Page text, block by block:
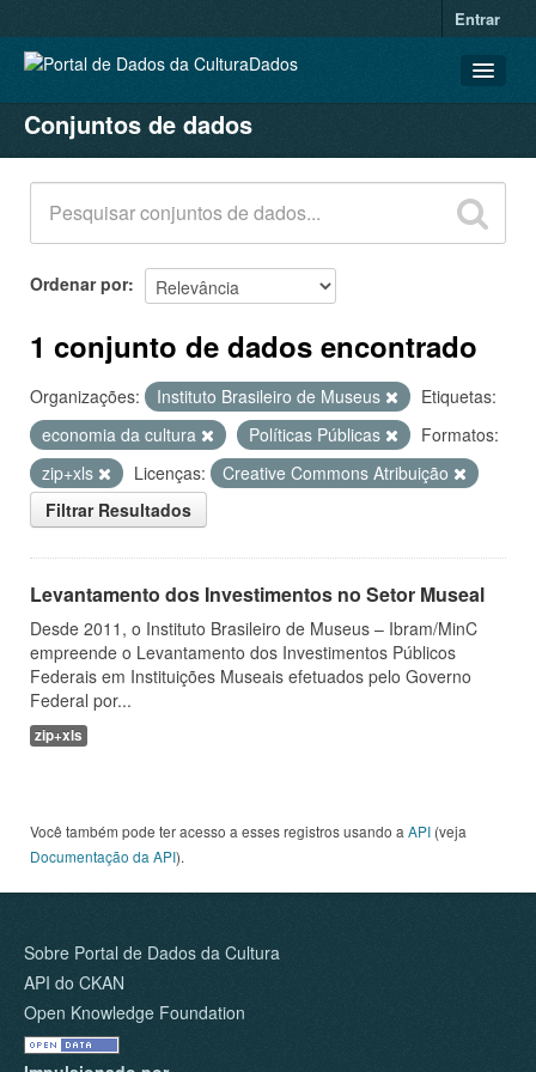
Entrar
CONJUNTOS DE DADOS
ORGANIZAÇÕES
GRUPOS
SOBRE
Conjuntos de dados
Ordenar por
1 conjunto de dados encontrado
Organizações: Instituto Brasileiro de Museus
Etiquetas:
economia da cultura
Políticas Públicas
Formatos:
zip+xls
Licenças:
Creative Commons Atribuição
Filtrar Resultados
Levantamento dos Investimentos no Setor Museal
Desde 2011, o Instituto Brasileiro de Museus – Ibram/MinC
empreende o Levantamento dos Investimentos Públicos
Federais em Instituições Museais efetuados pelo Governo
Federal por...
zip+xls
Você também pode ter acesso a esses registros usando a API (veja
Documentação da API).
Sobre Portal de Dados da Cultura
API do CKAN
Open Knowledge Foundation